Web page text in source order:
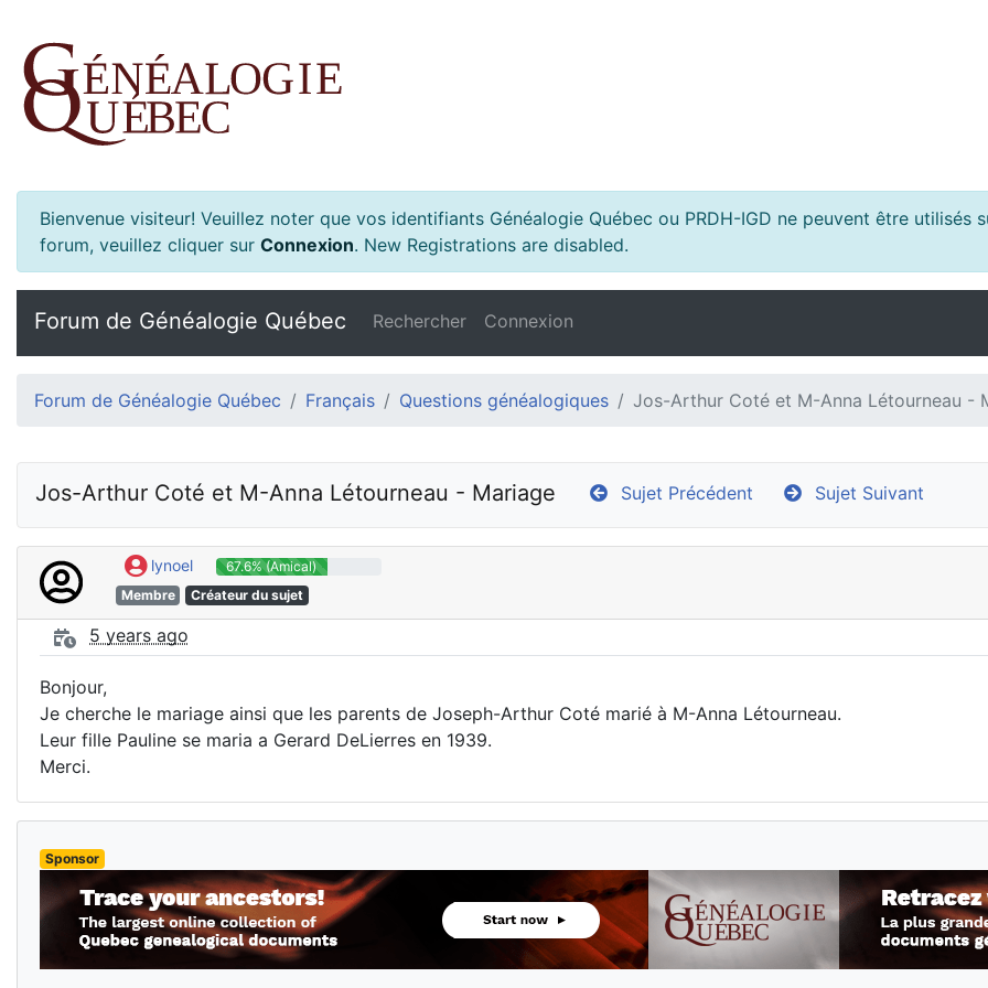
Bienvenue visiteur! Veuillez noter que vos identifiants Généalogie Québec ou PRDH-IGD ne peuvent être
forum, veuillez cliquer sur Connexion. New Registrations are disabled.
Forum de Généalogie Québec Rechercher Connexion
Forum de Généalogie Québec Français Questions généalogiques Jos-Arthur Coté et M-Anna Létourneau -
Jos-Arthur Coté et M-Anna Létourneau - Mariage Sujet Précédent Sujet Suivant
lynoel
67.6% (Amical)
Membre
Créateur du sujet
5 years ago
Bonjour,
Je cherche le mariage ainsi que les parents de Joseph-Arthur Coté marié à M-Anna Létourneau.
Leur fille Pauline se maria a Gerard DeLierres en 1939.
Merci.
Sponsor